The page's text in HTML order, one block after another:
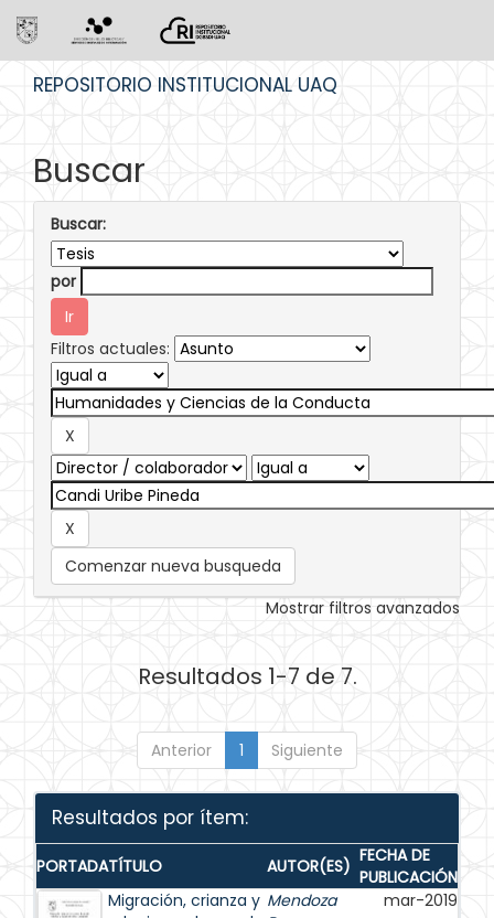
REPOSITORIO INSTITUCIONAL UAQ
Buscar
Buscar:
por
Filtros actuales:
Comenzar nueva busqueda
Mostrar filtros avanzados
Resultados 1-7 de 7.
Anterior 1 Siguiente
Resultados por ítem:
PORTADATÍTULO AUTOR(ES) FECHA DE
PUBLICACIÓN
Migración, crianza y Mendoza
mar-2019